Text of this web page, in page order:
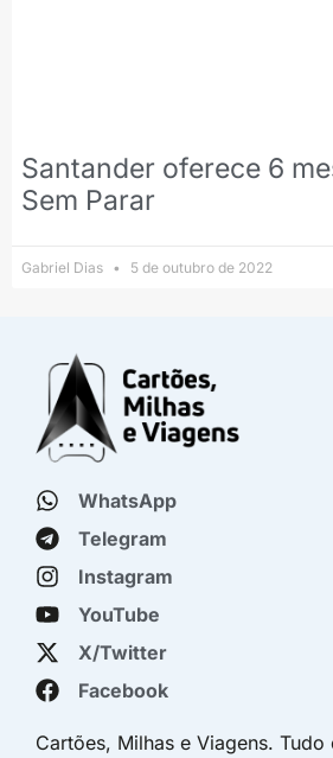
Santander oferece 6
Sem Parar
Gabriel Dias 5 de outubro de 2022
WhatsApp
Telegram
Instagram
YouTube
X/Twitter
Facebook
Cartões, Milhas e Viagens.